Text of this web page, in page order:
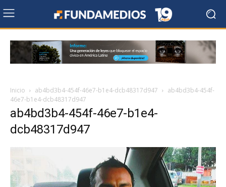
Inicio ab4bd3b4-454f-46e7-b1e4-dcb48317d947
ab4bd3b4-454f-
46e7-b1e4-dcb48317d947
ab4bd3b4-454f-46e7-b1e4-
dcb48317d947